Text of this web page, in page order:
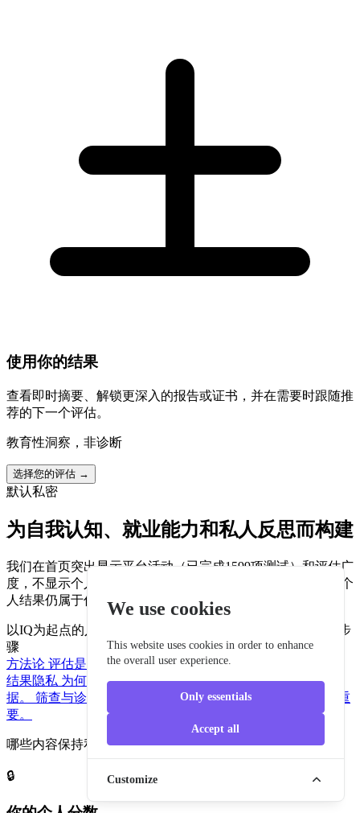
使用你的结果
查看即时摘要、解锁更深入的报告或证书，并在需要时跟随推
荐的下一个评估。
教育性洞察，非诊断
选择您的评估 →
默认私密
为自我认知、就业能力和私人反思而构建
我们在首页突出显示平台活动（已完成1599项测试）和评估广
度，不显示个人姓名或私密分数。你的公开体验保持清晰，个
人结果仍属于你。
以IQ为起点的入口
引导式后续步
骤
方法论 评估是如何构建的，以及它们的局限性从何处开始。
结果隐私 为何个人分数保持私密，而公开页面使用聚合数
据。 筛查与诊断
对于 ADHD、焦虑和抑郁相关的结果尤为重
要。
哪些内容保持私密
🔒
We use cookies
This website uses cookies in order to enhance
the overall user experience.
Only essentials
Accept all
Customize